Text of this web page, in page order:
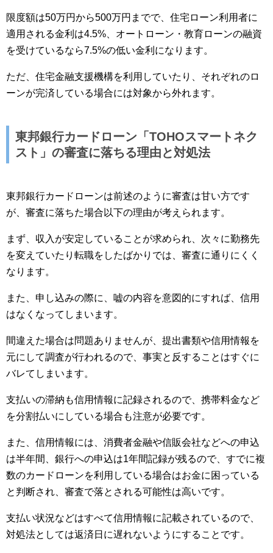
限度額は50万円から500万円までで、住宅ローン利用者に
適用される金利は4.5%、オートローン・教育ローンの融資
を受けているなら7.5%の低い金利になります。
ただ、住宅金融支援機構を利用していたり、それぞれのロ
ーンが完済している場合には対象から外れます。
東邦銀行カードローン「TOHOスマートネク
スト」の審査に落ちる理由と対処法
東邦銀行カードローンは前述のように審査は甘い方です
が、審査に落ちた場合以下の理由が考えられます。
まず、収入が安定していることが求められ、次々に勤務先
を変えていたり転職をしたばかりでは、審査に通りにくく
なります。
また、申し込みの際に、嘘の内容を意図的にすれば、信用
はなくなってしまいます。
間違えた場合は問題ありませんが、提出書類や信用情報を
元にして調査が行われるので、事実と反することはすぐに
バレてしまいます。
支払いの滞納も信用情報に記録されるので、携帯料金など
を分割払いにしている場合も注意が必要です。
また、信用情報には、消費者金融や信販会社などへの申込
は半年間、銀行への申込は1年間記録が残るので、すでに複
数のカードローンを利用している場合はお金に困っている
と判断され、審査で落とされる可能性は高いです。
支払い状況などはすべて信用情報に記載されているので、
対処法としては返済日に遅れないようにすることです。